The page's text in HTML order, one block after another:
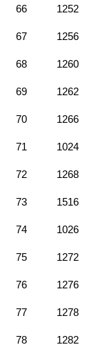
66 1252
67 1256
68 1260
69 1262
70 1266
71 1024
72 1268
73 1516
74 1026
75 1272
76 1276
77 1278
78 1282